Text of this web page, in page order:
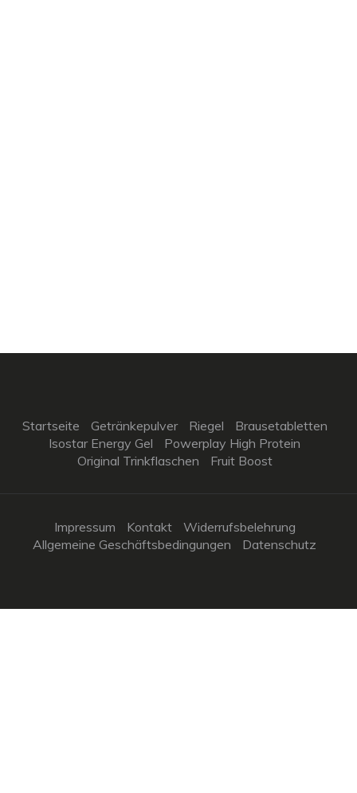
Startseite Getränkepulver Riegel
Brausetabletten
Isostar Energy Gel
Powerplay High Protein
Original Trinkflaschen
Fruit Boost
Impressum Kontakt
Widerrufsbelehrung
Allgemeine Geschäftsbedingungen
Datenschutz